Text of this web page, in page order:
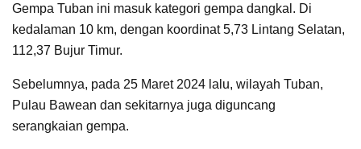
Gempa Tuban ini masuk kategori gempa dangkal. Di
kedalaman 10 km, dengan koordinat 5,73 Lintang Selatan,
112,37 Bujur Timur.
Sebelumnya, pada 25 Maret 2024 lalu, wilayah Tuban,
Pulau Bawean dan sekitarnya juga diguncang
serangkaian gempa.